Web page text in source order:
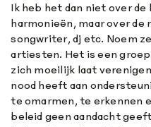
Ik heb het dan niet over
harmonieën, maar over
songwriter, dj etc. Noem
artiesten. Het is een
zich moeilijk laat
nood heeft aan
te omarmen, te erkennen
beleid geen aandacht